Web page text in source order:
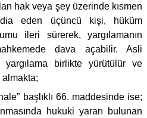
hak veya şey üzerinde kısmen
eden üçüncü kişi, hüküm
ileri sürerek, yargılamanın
dava açabilir. Asli
yargılama birlikte yürütülür ve
almakta;
başlıklı 66. maddesinde ise;
hukuki yararı bulunan